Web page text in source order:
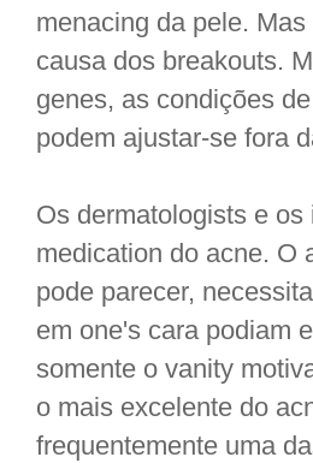
menacing da pele.
causa dos breakouts.
genes, as condições
podem ajustar-se fora
Os dermatologists e
medication do acne. O
pode parecer,
em one's cara podiam
somente o vanity
o mais excelente do
frequentemente uma